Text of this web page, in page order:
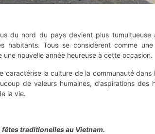
du nord du pays devient plus
habitants. Tous se considèrent comme
une nouvelle année heureuse à cette occasion.
caractérise la culture de la communauté dans
de valeurs humaines, d’aspirations
la vie.
traditionelles au Vietnam.